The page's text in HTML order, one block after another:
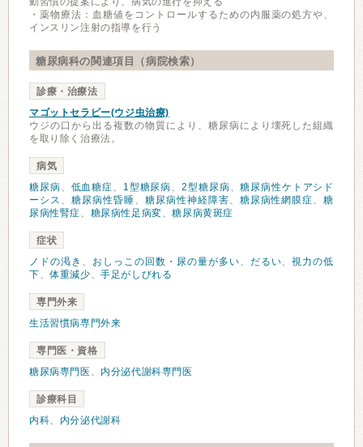
・薬物療法：血糖値をコントロールするための内服薬の処方や、
インスリン注射の指導を行う
糖尿病科の関連項目（病院検索）
診療・治療法
マゴットセラピー(ウジ虫治療)
ウジの口から出る複数の物質により、糖尿病により壊死した組織
を取り除く治療法。
病気
糖尿病、 低血糖症、 1型糖尿病、2型糖尿病、糖尿病性ケトアシド
ーシス 、 糖尿病性昏睡、 糖尿病性神経障害、 糖尿病性網膜症、糖
尿病性腎症、 糖尿病性足病変、糖尿病黄斑症
症状
ノドの渇き 、 おしっこの回数・尿の量が多い、 だるい、視力の低
下、体重減少、手足がしびれる
専門外来
生活習慣病専門外来
専門医・資格
糖尿病専門医 、 内分泌代謝科専門医
診療科目
内科、 内分泌代謝科